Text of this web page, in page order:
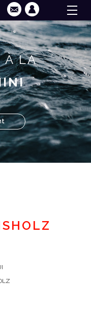
À LA